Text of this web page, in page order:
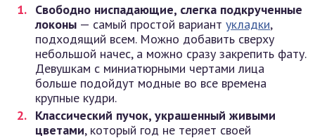
Свободно ниспадающие, слегка подкрученные
локоны — самый простой вариант укладки,
подходящий всем. Можно добавить сверху
небольшой начес, а можно сразу закрепить фату.
Девушкам с миниатюрными чертами лица
больше подойдут модные во все времена
крупные кудри.
Классический пучок, украшенный живыми
цветами, который год не теряет своей